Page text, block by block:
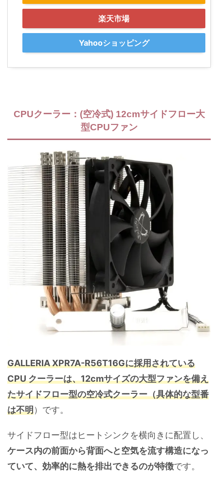
楽天市場
Yahooショッピング
CPUクーラー：(空冷式) 12cmサイドフロー大
型CPUファン
GALLERIA XPR7A-R56T16Gに採用されている
CPU クーラーは、12cmサイズの大型ファンを備え
たサイドフロー型の空冷式クーラー（具体的な型番
は不明）です。
サイドフロー型はヒートシンクを横向きに配置し、
ケース内の前面から背面へと空気を流す構造になっ
ていて、効率的に熱を排出できるのが特徴です。